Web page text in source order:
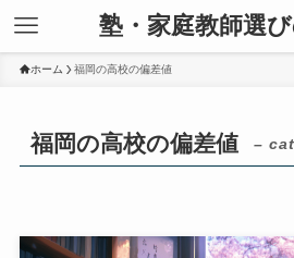
塾・家庭教師選
ホーム 福岡の高校の偏差値
福岡の高校の偏差値 –